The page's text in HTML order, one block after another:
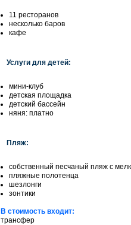
11 ресторанов
несколько баров
кафе
Услуги для детей:
мини-клуб
детская площадка
детский бассейн
няня: платно
Пляж:
собственный песчаный пляж с
пляжные полотенца
шезлонги
зонтики
В стоимость входит:
трансфер